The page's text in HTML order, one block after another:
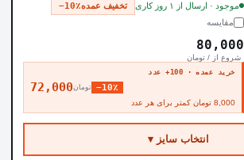
موجود · ارسال از ۱ روز کاری تخفیف عمده−10٪
مقایسه
80,000
شروع از / تومان
خرید عمده · 100+ عدد
72,000تومان −10٪
8,000 تومان کمتر برای هر عدد
انتخاب سایز ▾